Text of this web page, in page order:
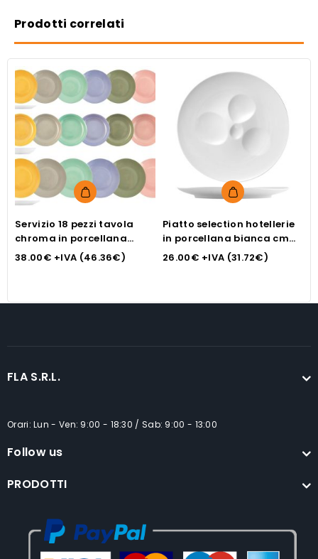
Prodotti correlati
Servizio 18 pezzi tavola
chroma in porcellana
colori assortiti.
38.00€ +IVA (46.36€)
Piatto selection hotellerie
in porcellana bianca cm
30,8x3h.
26.00€ +IVA (31.72€)
FLA S.R.L.
Orari: Lun - Ven: 9:00 - 18:30 / Sab: 9:00 - 13:00
Follow us
PRODOTTI